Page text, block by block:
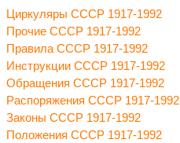
Циркуляры СССР 1917-1992
Прочие СССР 1917-1992
Правила СССР 1917-1992
Инструкции СССР 1917-1992
Обращения СССР 1917-1992
Распоряжения СССР 1917-1992
Законы СССР 1917-1992
Положения СССР 1917-1992